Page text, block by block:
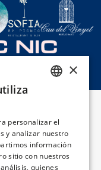
s/n
Sitges
CATALAN
GERMAN
×
personalizar el
y analizar nuestro
información
sitio con nuestros
quienes